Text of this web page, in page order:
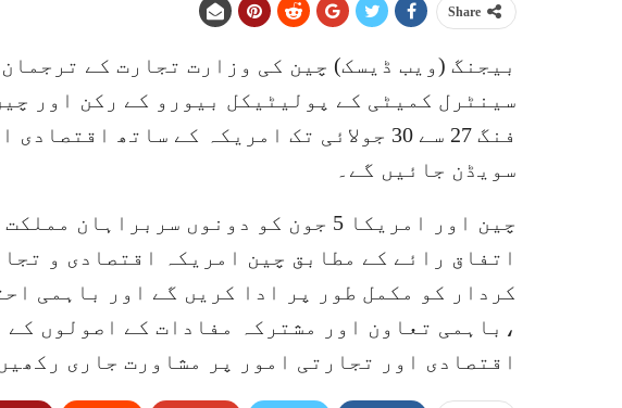
Share
بیجنگ (ویب ڈیسک) چین کی وزارت تجارت کے
سینٹرل کمیٹی کے پولیٹیکل بیورو کے رکن اور
فنگ 27 سے 30 جولائی تک امریکہ کے ساتھ
سویڈن جائیں گے۔
چین اور امریکا 5 جون کو دونوں
اتفاق رائے کے مطابق چین امریکہ اقتصادی و
کردار کو مکمل طور پر ادا کریں گے اور باہمی
،باہمی تعاون اور مشترکہ مفادات کے اصولوں
اقتصادی اور تجارتی امور پر مشاورت جاری